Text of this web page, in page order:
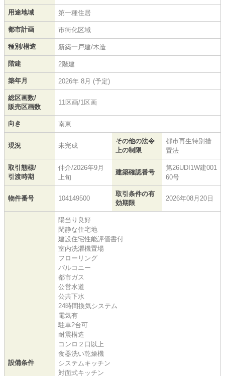
用途地域 第一種住居
都市計画 市街化区域
種別/構造 新築一戸建/木造
階建 2階建
築年月 2026年 8月 (予定)
総区画数/
販売区画数
11区画/1区画
向き 南東
現況 未完成
その他の法令
上の制限
都市再生特別措
置法
取引態様/
引渡時期
仲介/2026年9月
上旬
建築確認番号
第26UDI1W建001
60号
物件番号 104149500
取引条件の有
効期限
2026年08月20日
設備条件
陽当り良好
閑静な住宅地
建設住宅性能評価書付
室内洗濯機置場
フローリング
バルコニー
都市ガス
公営水道
公共下水
24時間換気システム
電気有
駐車2台可
耐震構造
コンロ２口以上
食器洗い乾燥機
システムキッチン
対面式キッチン